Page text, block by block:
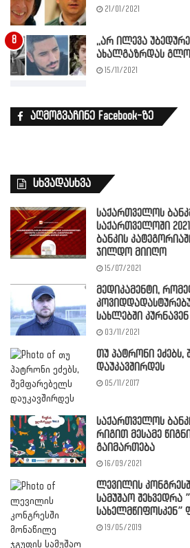
21/01/2021
,,არ ილევა
ახალგაზრდას
15/11/2021
აღმოგვაჩინე Facebook-ზე
სხვადასხვა
საქართველოს
საქართველოში
ბანკის
ჯილდო მიიღო
15/07/2021
მედიკამენტი,
სახლებში კურნავენ
03/11/2021
თუ პატრონი ეძებს,
დაუკავშირდეს
05/11/2017
საქართველოს
რიგით მესამე
გაიმართება
16/09/2021
ლევილის
სამუშაო შეხვედრა
სახელმწიფოსკენ”
19/05/2019